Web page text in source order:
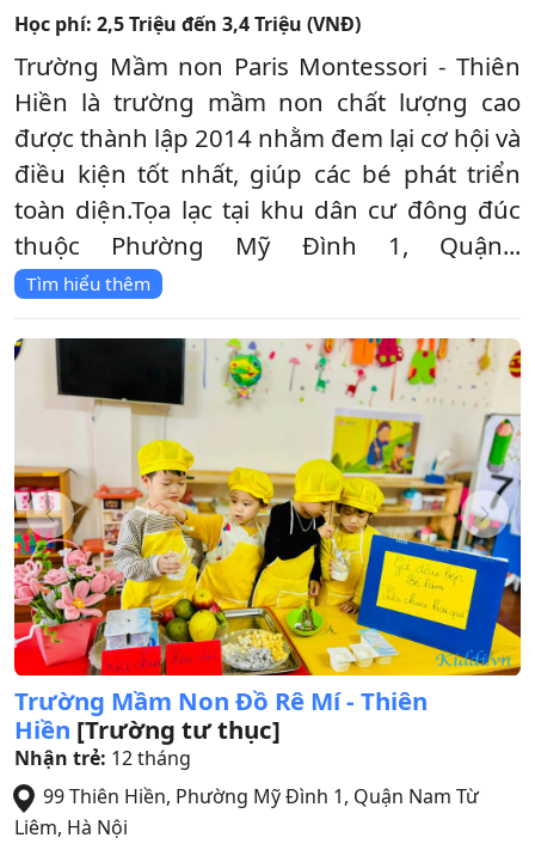
Học phí: 2,5 Triệu đến 3,4 Triệu (VNĐ)
Trường Mầm non Paris Montessori - Thiên
Hiền là trường mầm non chất lượng cao
được thành lập 2014 nhằm đem lại cơ hội và
điều kiện tốt nhất, giúp các bé phát triển
toàn diện.Tọa lạc tại khu dân cư đông đúc
thuộc Phường Mỹ Đình 1, Quận...
Tìm hiểu thêm
Trường Mầm Non Đồ Rê Mí - Thiên
Hiền [Trường tư thục]
Nhận trẻ: 12 tháng
99 Thiên Hiền, Phường Mỹ Đình 1, Quận Nam Từ
Liêm, Hà Nội